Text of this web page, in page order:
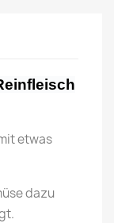
etwas
dazu